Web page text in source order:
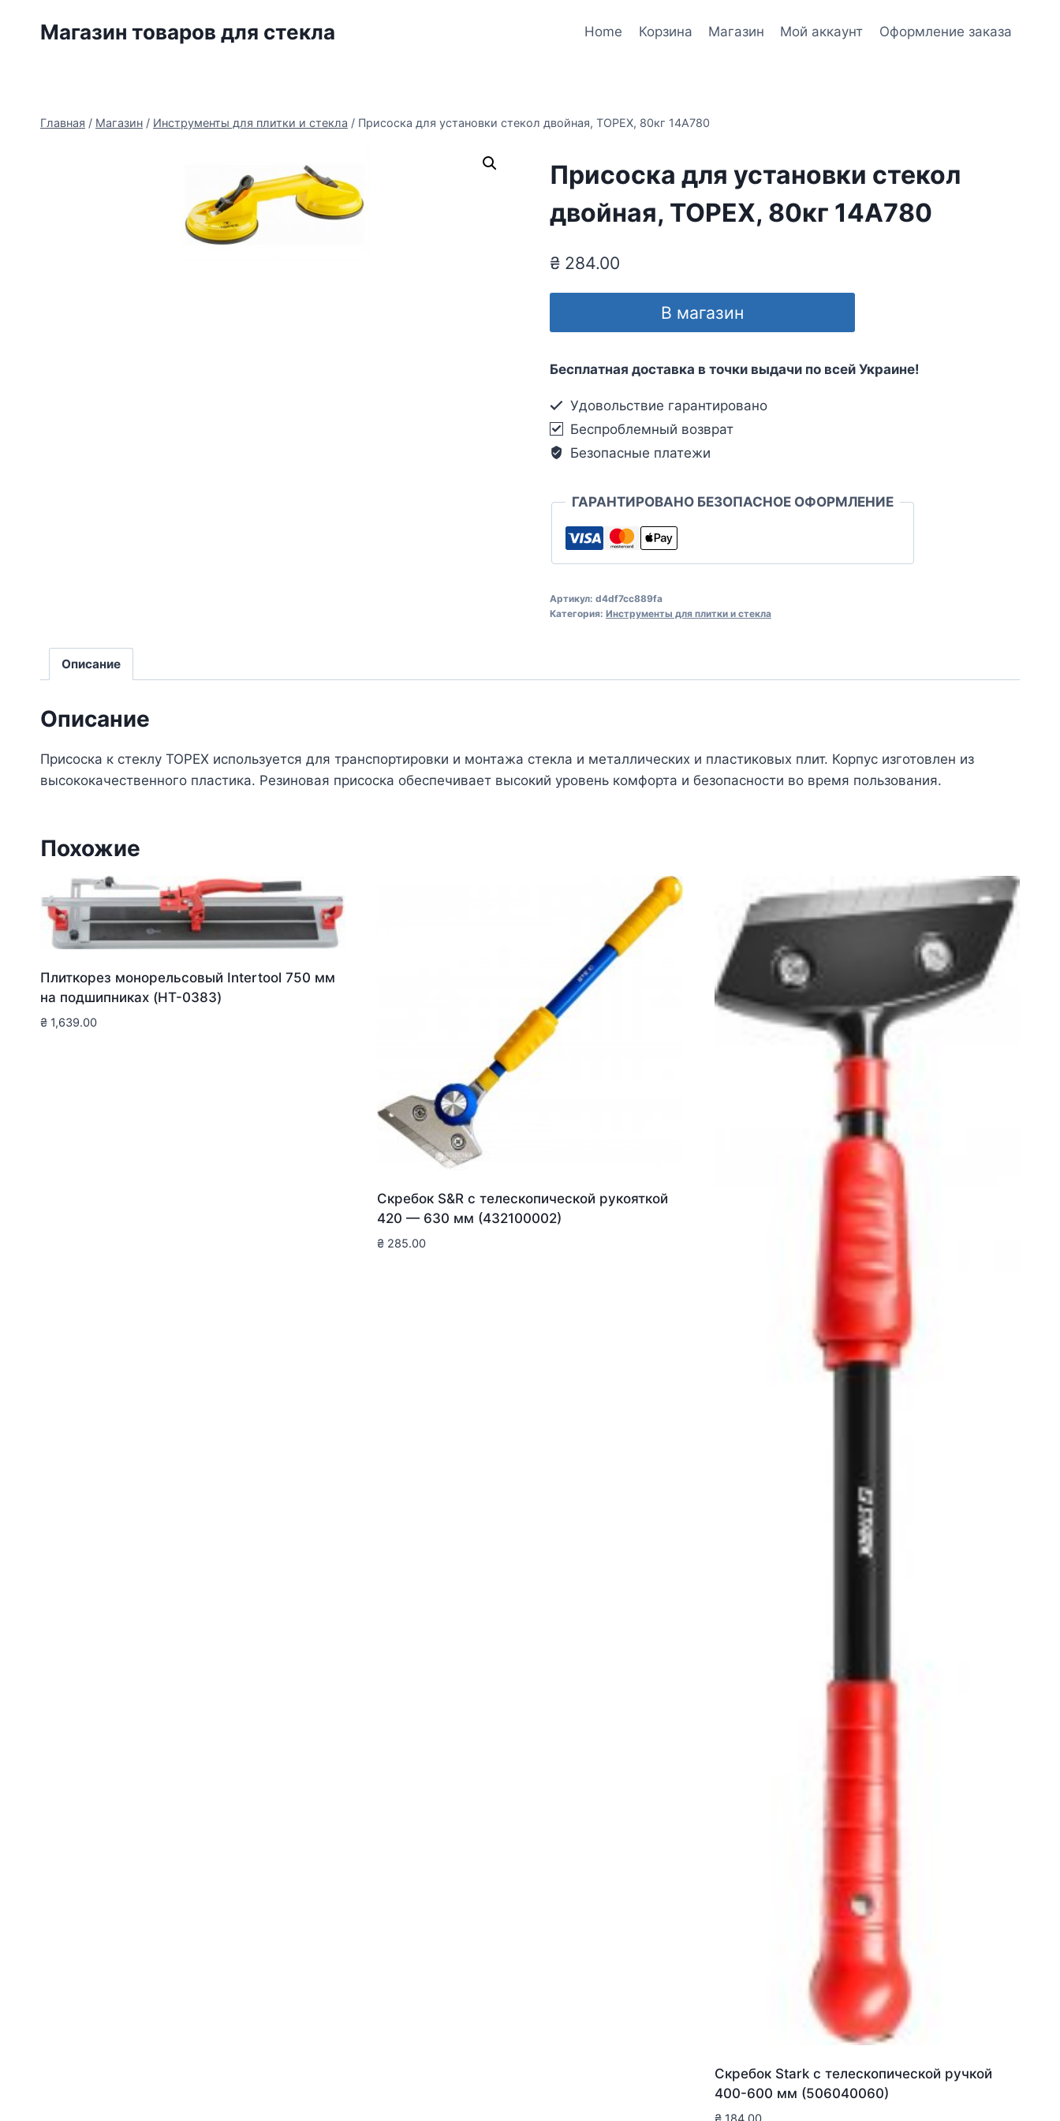
Магазин товаров для стекла Home Корзина Магазин Мой аккаунт Оформление заказа
Главная / Магазин / Инструменты для плитки и стекла / Присоска для установки стекол двойная, TOPEX, 80кг 14A780
Присоска для установки стекол
двойная, TOPEX, 80кг 14A780
₴284.00
В магазин
Бесплатная доставка в точки выдачи по всей Украине!
Удовольствие гарантировано
Беспроблемный возврат
Безопасные платежи
ГАРАНТИРОВАНО БЕЗОПАСНОЕ ОФОРМЛЕНИЕ
Артикул: d4df7cc889fa
Категория: Инструменты для плитки и стекла
Описание
Описание
Присоска к стеклу TOPEX используется для транспортировки и монтажа стекла и металлических и пластиковых плит. Корпус изготовлен из
высококачественного пластика. Резиновая присоска обеспечивает высокий уровень комфорта и безопасности во время пользования.
Похожие
Плиткорез монорельсовый Intertool 750 мм
на подшипниках (HT-0383)
₴ 1,639.00
Скребок S&R с телескопической рукояткой
420 — 630 мм (432100002)
₴ 285.00
Скребок Stark с телескопической ручкой
400-600 мм (506040060)